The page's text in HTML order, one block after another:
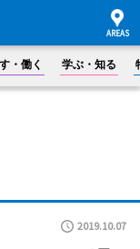
・働く 学ぶ・知る
2019.10.07